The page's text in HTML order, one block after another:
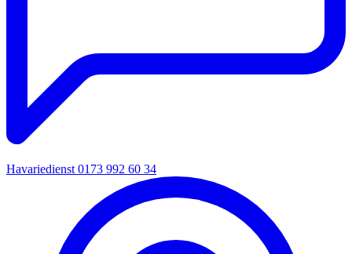
Havariedienst 0173 992 60 34